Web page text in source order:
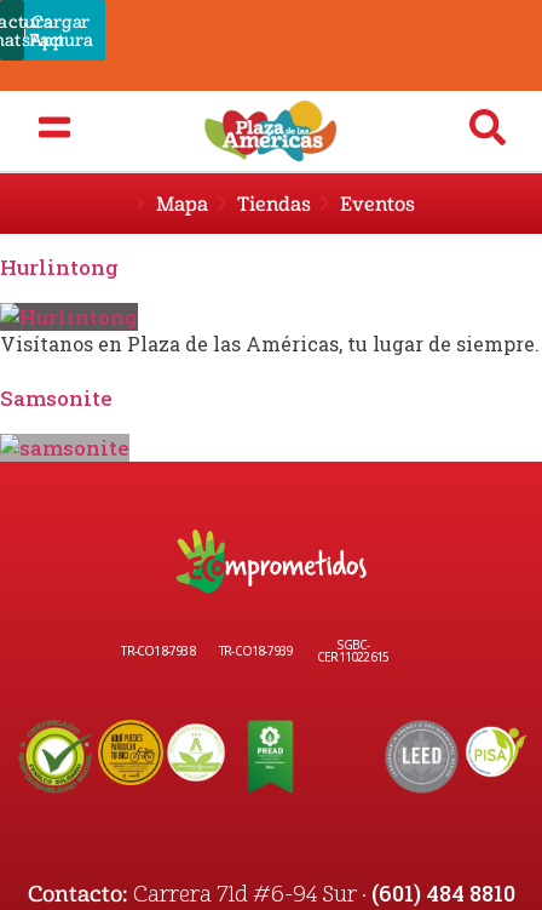
Pagar
Admin
Cargar
Factura
Mapa Tiendas Eventos
Hurlintong
Visítanos en Plaza de las Américas, tu lugar de siempre.
Samsonite
TR-CO18-7938 TR-CO18-7939 SGBC-
CER11022615
Contacto: Carrera 71d #6-94 Sur · (601) 484 8810